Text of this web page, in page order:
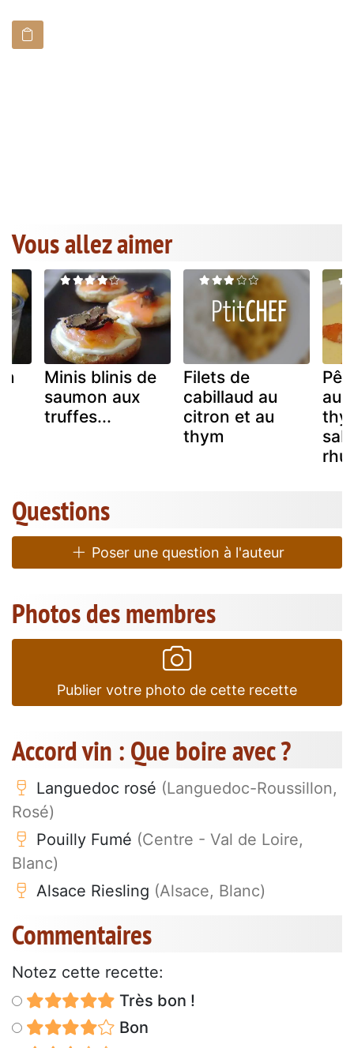
Vous allez aimer
Minis blinis de
saumon aux
truffes...
Filets de
cabillaud au
citron et au
thym
au
Questions
Poser une question à l'auteur
Photos des membres
Publier votre photo de cette recette
Accord vin : Que boire avec ?
Languedoc rosé (Languedoc-Roussillon,
Rosé)
Pouilly Fumé (Centre - Val de Loire,
Blanc)
Alsace Riesling (Alsace, Blanc)
Commentaires
Notez cette recette:
Très bon !
Bon